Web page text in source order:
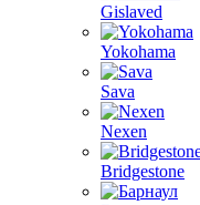
Gislaved
Yokohama
Sava
Nexen
Bridgestone